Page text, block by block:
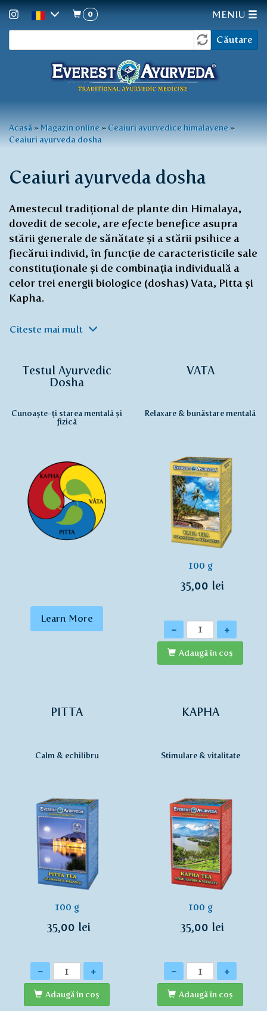
de
căutare
Căutare
0 MENIU
Eşti
aici
Acasă » Magazin online » Ceaiuri ayurvedice himalayene »
Ceaiuri ayurveda dosha
Ceaiuri ayurveda dosha
Amestecul tradițional de plante din Himalaya,
dovedit de secole, are efecte benefice asupra
stării generale de sănătate și a stării psihice a
fiecărui individ, în funcție de caracteristicile sale
constituționale și de combinația individuală a
celor trei energii biologice (doshas) Vata, Pitta și
Kapha.
Citeste mai mult
Testul Ayurvedic
Dosha
Cunoaște-ți starea mentală și
fizică
Learn More
VATA
Relaxare & bunăstare mentală
100 g
35,00 lei
Cantitate
- +
Adaugă în coş
PITTA
Calm & echilibru
100 g
35,00 lei
Cantitate
- +
Adaugă în coş
KAPHA
Stimulare & vitalitate
100 g
35,00 lei
Cantitate
- +
Adaugă în coş